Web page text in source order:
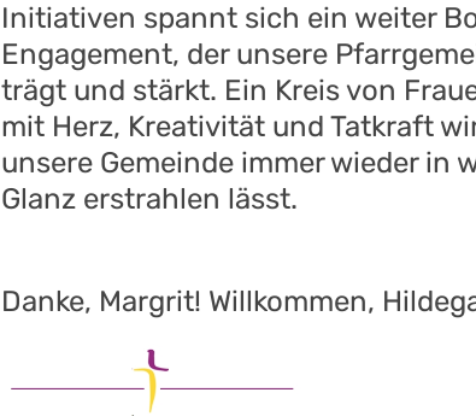
Initiativen spannt sich ein weiter
Engagement, der unsere
trägt und stärkt. Ein Kreis von
mit Herz, Kreativität und Tatkraft
unsere Gemeinde immer wieder in
Glanz erstrahlen lässt.
Danke, Margrit! Willkommen,